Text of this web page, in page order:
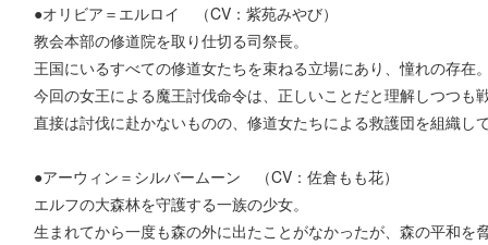
●オリビア＝エルロイ （CV：紫苑みやび）
教会本部の修道院を取り仕切る司祭長。
王国にいるすべての修道女たちを束ねる立場にあり、憧れの存在
今回の女王による魔王討伐命令は、正しいことだと理解しつつも
直接は討伐に赴かないものの、修道女たちによる救護団を組織し
●アーウィン＝シルバームーン （CV：佐倉もも花）
エルフの大森林を守護する一族の少女。
生まれてから一度も森の外に出たことがなかったが、森の平和を